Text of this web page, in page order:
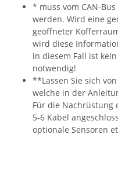
* muss vom CAN-
werden. Wird eine
geöffneter
wird diese
in diesem Fall ist
notwendig!
**Lassen Sie sich
welche in der
Für die Nachrüstung
5-6 Kabel
optionale Sensoren